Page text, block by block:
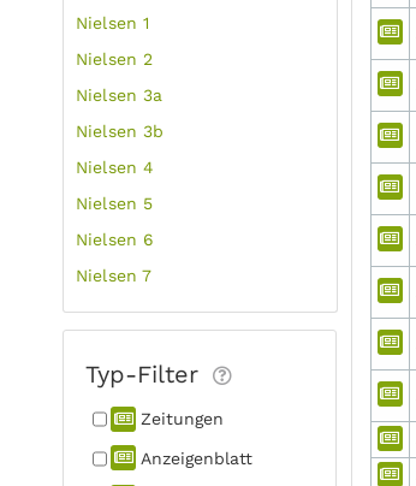
Nielsen 1
Nielsen 2
Nielsen 3a
Nielsen 3b
Nielsen 4
Nielsen 5
Nielsen 6
Nielsen 7
Typ-Filter
Zeitungen
Anzeigen­blatt